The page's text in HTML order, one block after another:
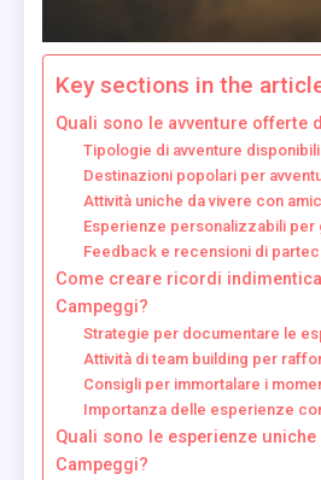
Key sections in the
Quali sono le avventure offerte
Tipologie di avventure disponibili
Destinazioni popolari per
Attività uniche da vivere con
Esperienze personalizzabili per
Feedback e recensioni di
Come creare ricordi
Campeggi?
Strategie per documentare le
Attività di team building per
Consigli per immortalare i
Importanza delle esperienze
Quali sono le esperienze
Campeggi?